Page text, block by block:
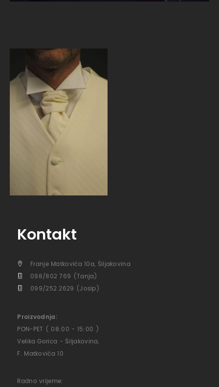
Kontakt
Franje Matkovića 10a, Šiljakovina
098/802 769 (Tanja)
099/252 2629 (Josip)
Proizvodnja:
PON-PET ( 08:00 - 15:00 )
Velika Gorica - Šiljakovina,
F. Matkovića 10
Radno vrijeme: